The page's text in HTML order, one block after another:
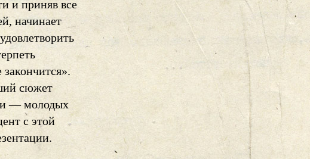
и приняв все
начинает
сюжет
— молодых
с этой